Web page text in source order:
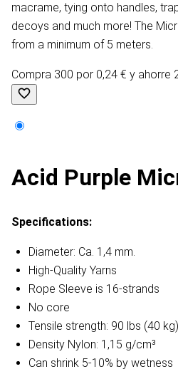
macrame, tying onto handles,
decoys and much more! The
from a minimum of 5 meters.
Compra 300 por 0,24 € y ahorre
Acid Purple
Specifications:
Diameter: Ca. 1,4 mm.
High-Quality Yarns
Rope Sleeve is 16-strands
No core
Tensile strength: 90 lbs (40 kg)
Density Nylon: 1,15 g/cm³
Can shrink 5-10% by wetness